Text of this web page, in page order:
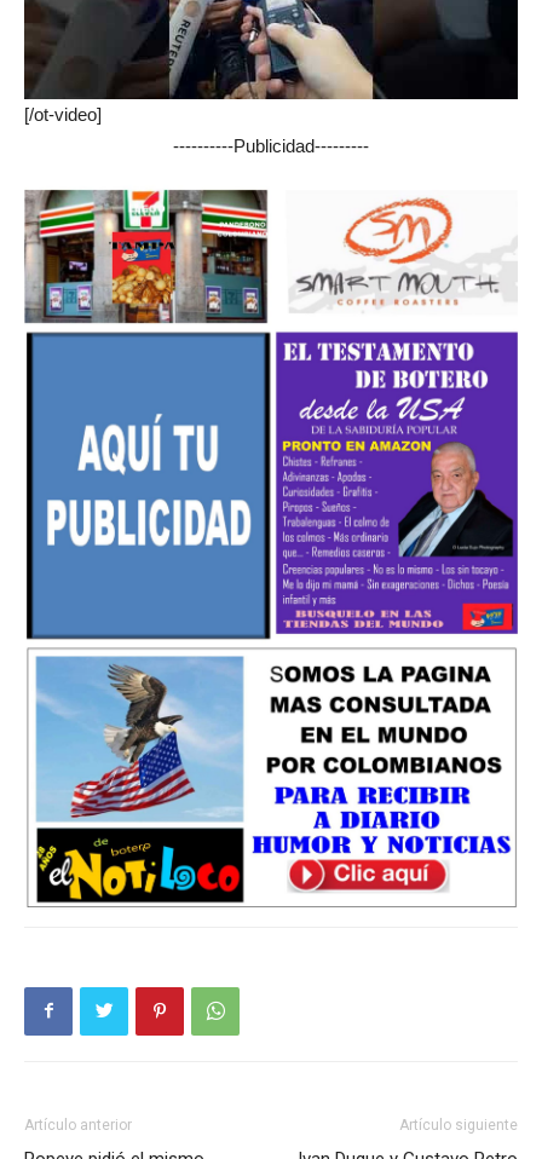
[/ot-video]
----------Publicidad---------
Artículo anterior Artículo siguiente